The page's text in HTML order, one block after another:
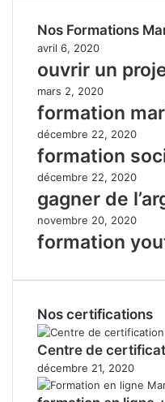
Nos Formations
avril 6, 2020
ouvrir un
mars 2, 2020
formation
décembre 22, 2020
formation
décembre 22, 2020
gagner de
novembre 20, 2020
formation
Nos certifications
Centre de
décembre 21, 2020